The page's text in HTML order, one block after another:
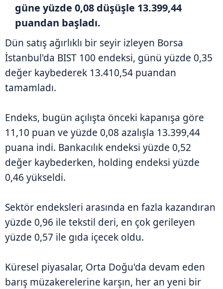
güne yüzde 0,08 düşüşle 13.399,44
puandan başladı.
Dün satış ağırlıklı bir seyir izleyen Borsa
İstanbul'da BIST 100 endeksi, günü yüzde 0,35
değer kaybederek 13.410,54 puandan
tamamladı.
Endeks, bugün açılışta önceki kapanışa göre
11,10 puan ve yüzde 0,08 azalışla 13.399,44
puana indi. Bankacılık endeksi yüzde 0,52
değer kaybederken, holding endeksi yüzde
0,46 yükseldi.
Sektör endeksleri arasında en fazla kazandıran
yüzde 0,96 ile tekstil deri, en çok gerileyen
yüzde 0,57 ile gıda içecek oldu.
Küresel piyasalar, Orta Doğu'da devam eden
barış müzakerelerine karşın, her an yeni bir